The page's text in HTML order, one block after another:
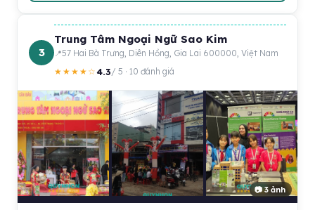
3
Trung Tâm Ngoại Ngữ Sao Kim
57 Hai Bà Trưng, Diên Hồng, Gia Lai 600000, Việt Nam
★★★★☆4.3/ 5 · 10 đánh giá
📷 3 ảnh